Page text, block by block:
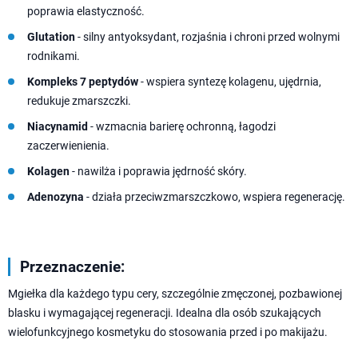
poprawia elastyczność.
Glutation- silny antyoksydant, rozjaśnia i chroni przed wolnymi
rodnikami.
Kompleks 7 peptydów- wspiera syntezę kolagenu, ujędrnia,
redukuje zmarszczki.
Niacynamid - wzmacnia barierę ochronną, łagodzi
zaczerwienienia.
Kolagen- nawilża i poprawia jędrność skóry.
Adenozyna - działa przeciwzmarszczkowo, wspiera regenerację.
Przeznaczenie:
Mgiełka dla każdego typu cery, szczególnie zmęczonej, pozbawionej
blasku i wymagającej regeneracji. Idealna dla osób szukających
wielofunkcyjnego kosmetyku do stosowania przed i po makijażu.